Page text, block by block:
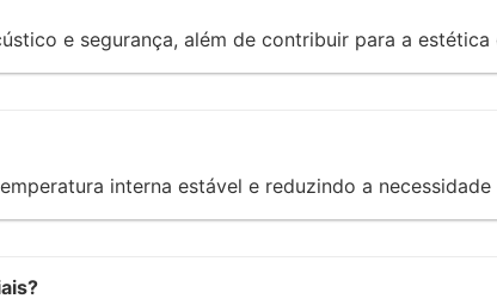
e segurança, além de contribuir para a estética
interna estável e reduzindo a